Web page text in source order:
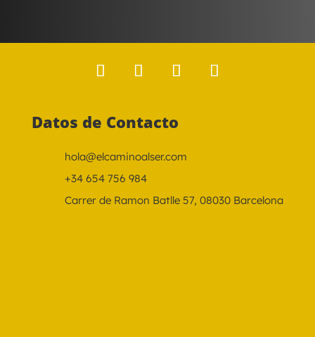
Datos de Contacto
hola@elcaminoalser.com
+34 654 756 984
Carrer de Ramon Batlle 57, 08030 Barcelona